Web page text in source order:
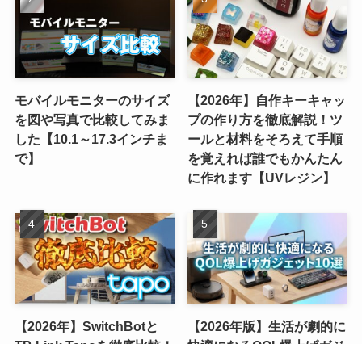
モバイルモニターのサイズ
を図や写真で比較してみま
した【10.1～17.3インチま
で】
【2026年】自作キーキャッ
プの作り方を徹底解説！ツ
ールと材料をそろえて手順
を覚えれば誰でもかんたん
に作れます【UVレジン】
【2026年】SwitchBotと
【2026年版】生活が劇的に